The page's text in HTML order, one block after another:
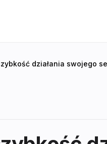
działania swojego